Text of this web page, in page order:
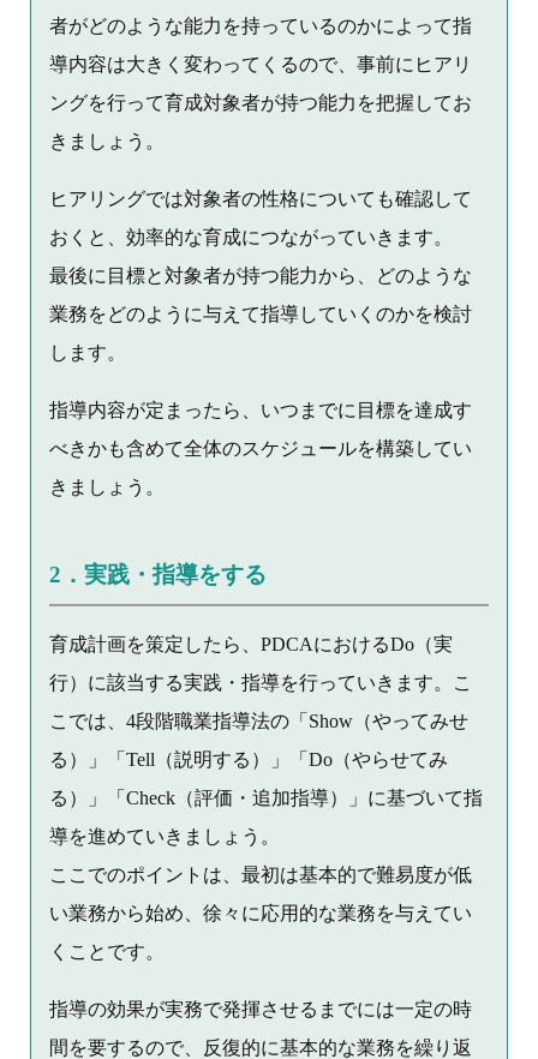
者がどのような能力を持っているのかによって指
導内容は大きく変わってくるので、事前にヒアリ
ングを行って育成対象者が持つ能力を把握してお
きましょう。
ヒアリングでは対象者の性格についても確認して
おくと、効率的な育成につながっていきます。
最後に目標と対象者が持つ能力から、どのような
業務をどのように与えて指導していくのかを検討
します。
指導内容が定まったら、いつまでに目標を達成す
べきかも含めて全体のスケジュールを構築してい
きましょう。
2．実践・指導をする
育成計画を策定したら、PDCAにおけるDo（実
行）に該当する実践・指導を行っていきます。こ
こでは、4段階職業指導法の「Show（やってみせ
る）」「Tell（説明する）」「Do（やらせてみ
る）」「Check（評価・追加指導）」に基づいて指
導を進めていきましょう。
ここでのポイントは、最初は基本的で難易度が低
い業務から始め、徐々に応用的な業務を与えてい
くことです。
指導の効果が実務で発揮させるまでには一定の時
間を要するので、反復的に基本的な業務を繰り返